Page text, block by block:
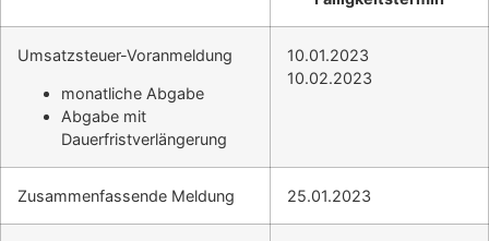
Umsatzsteuer-Voranmeldung
monatliche Abgabe
Abgabe mit
Dauerfristverlängerung
10.01.2023
10.02.2023
Zusammenfassende Meldung 25.01.2023